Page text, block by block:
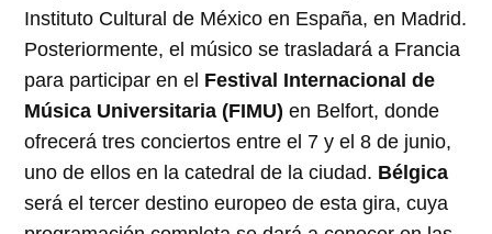
Instituto Cultural de México en España, en Madrid.
Posteriormente, el músico se trasladará a Francia
para participar en el Festival Internacional de
Música Universitaria (FIMU) en Belfort, donde
ofrecerá tres conciertos entre el 7 y el 8 de junio,
uno de ellos en la catedral de la ciudad. Bélgica
será el tercer destino europeo de esta gira, cuya